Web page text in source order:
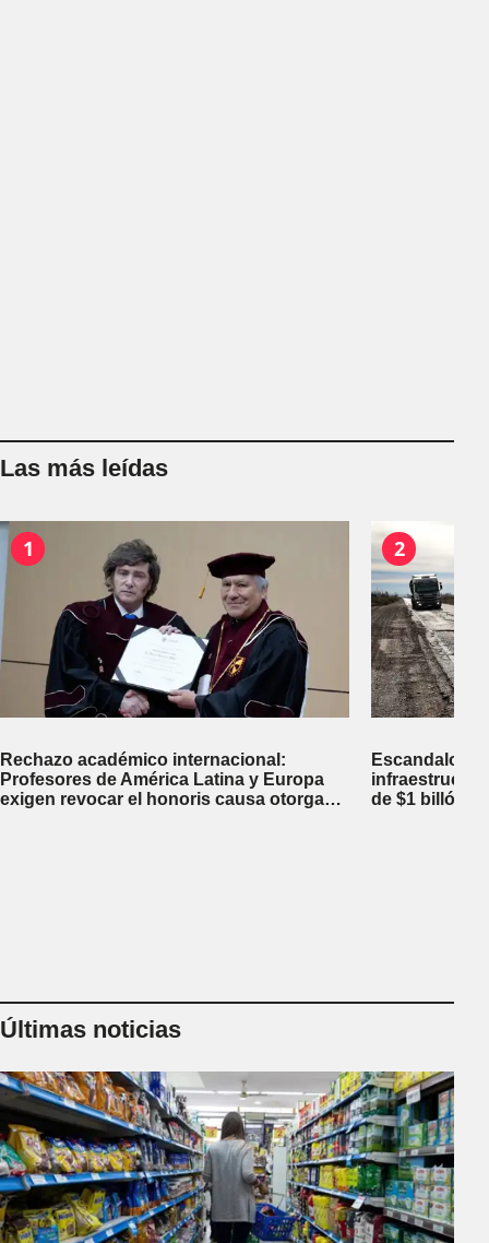
Las más leídas
1
Rechazo académico internacional:
Profesores de América Latina y Europa
exigen revocar el honoris causa otorgado
2
Escandalosa
de $1 billón
Últimas noticias